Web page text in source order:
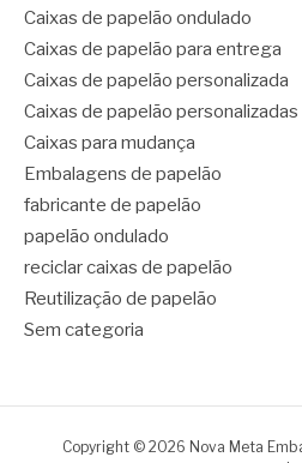
Caixas de papelão ondulado
Caixas de papelão para entrega
Caixas de papelão personalizada
Caixas de papelão personalizadas
Caixas para mudança
Embalagens de papelão
fabricante de papelão
papelão ondulado
reciclar caixas de papelão
Reutilização de papelão
Sem categoria
Copyright © 2026 Nova Meta